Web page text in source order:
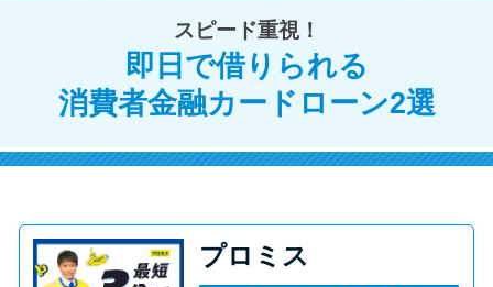
アコムはブラックでも審査に通
る？ 自分がブラックか確かめる
方法
アコムとレイクどっちがいい
プロミスの返済方法を徹底解
スピード重視！
即日で借りられる
消費者金融カードローン2選
プロミス